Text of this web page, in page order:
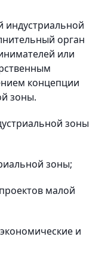
индустриальной
орган
или
концепции
зоны.
зоны
зоны;
малой
и